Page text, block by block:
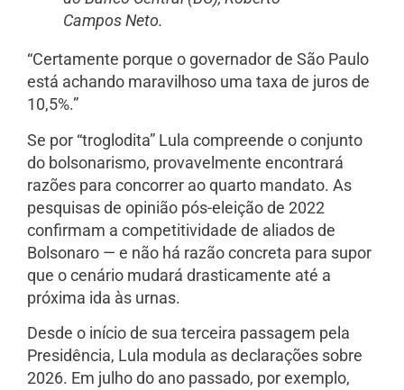
Campos Neto.
“Certamente porque o governador de São Paulo
está achando maravilhoso uma taxa de juros de
10,5%.”
Se por “troglodita” Lula compreende o conjunto
do bolsonarismo, provavelmente encontrará
razões para concorrer ao quarto mandato. As
pesquisas de opinião pós-eleição de 2022
confirmam a competitividade de aliados de
Bolsonaro — e não há razão concreta para supor
que o cenário mudará drasticamente até a
próxima ida às urnas.
Desde o início de sua terceira passagem pela
Presidência, Lula modula as declarações sobre
2026. Em julho do ano passado, por exemplo,